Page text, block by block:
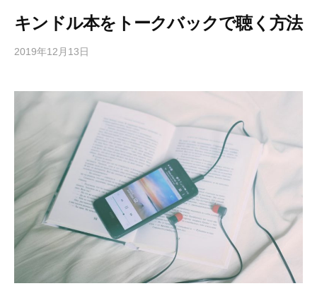
キンドル本をトークバックで聴く方法
2019年12月13日
e
r
a
y